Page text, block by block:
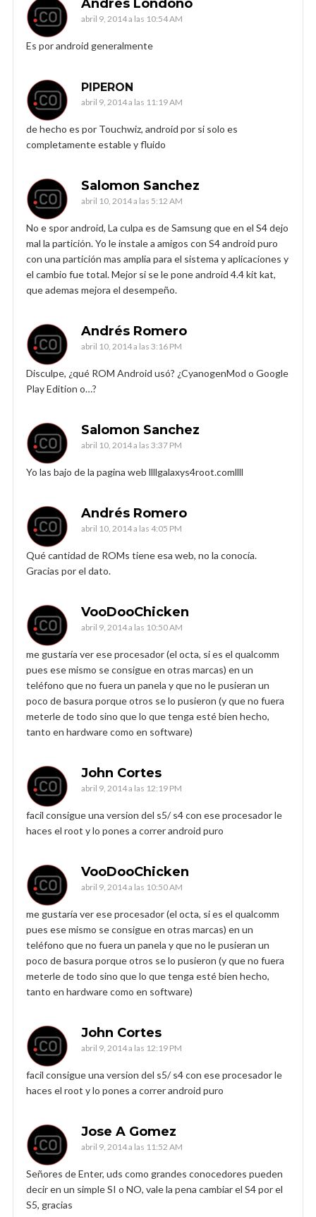
Andres Londoño
abril 9, 2014 a las 10:54 AM
Es por android generalmente
PIPERON
abril 9, 2014 a las 11:19 AM
de hecho es por Touchwiz, android por si solo es
completamente estable y fluido
Salomon Sanchez
abril 10, 2014 a las 5:12 AM
No e spor android, La culpa es de Samsung que en el S4 dejo
mal la partición. Yo le instale a amigos con S4 android puro
con una partición mas amplia para el sistema y aplicaciones y
el cambio fue total. Mejor si se le pone android 4.4 kit kat,
que ademas mejora el desempeño.
Andrés Romero
abril 10, 2014 a las 3:16 PM
Disculpe, ¿qué ROM Android usó? ¿CyanogenMod o Google
Play Edition o…?
Salomon Sanchez
abril 10, 2014 a las 3:37 PM
Yo las bajo de la pagina web llllgalaxys4root.comllll
Andrés Romero
abril 10, 2014 a las 4:05 PM
Qué cantidad de ROMs tiene esa web, no la conocía.
Gracias por el dato.
VooDooChicken
abril 9, 2014 a las 10:50 AM
me gustaría ver ese procesador (el octa, si es el qualcomm
pues ese mismo se consigue en otras marcas) en un
teléfono que no fuera un panela y que no le pusieran un
poco de basura porque otros se lo pusieron (y que no fuera
meterle de todo sino que lo que tenga esté bien hecho,
tanto en hardware como en software)
John Cortes
abril 9, 2014 a las 12:19 PM
facil consigue una version del s5/ s4 con ese procesador le
haces el root y lo pones a correr android puro
VooDooChicken
abril 9, 2014 a las 10:50 AM
me gustaría ver ese procesador (el octa, si es el qualcomm
pues ese mismo se consigue en otras marcas) en un
teléfono que no fuera un panela y que no le pusieran un
poco de basura porque otros se lo pusieron (y que no fuera
meterle de todo sino que lo que tenga esté bien hecho,
tanto en hardware como en software)
John Cortes
abril 9, 2014 a las 12:19 PM
facil consigue una version del s5/ s4 con ese procesador le
haces el root y lo pones a correr android puro
Jose A Gomez
abril 9, 2014 a las 11:52 AM
Señores de Enter, uds como grandes conocedores pueden
decir en un simple SI o NO, vale la pena cambiar el S4 por el
S5, gracias